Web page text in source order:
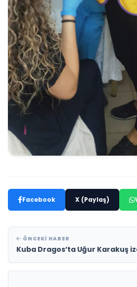
Facebook X (Paylaş)
ÖNCEKI HABER
Kuba Dragos’ta Uğur Karakuş